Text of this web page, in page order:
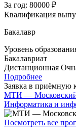
За год: 80000 ₽
Квалификация
Бакалавр
Уровень
Бакалавриат
Дистанционная
Подробнее
Заявка в приёмную
МТИ — Московский
Информатика и
Посмотреть все